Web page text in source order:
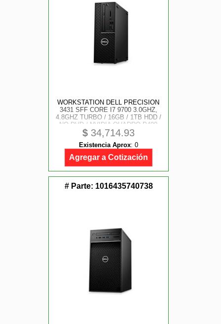
WORKSTATION DELL PRECISION
3431 SFF CORE I7 9700 3.0GHZ,
4.8GHZ TURBO / 16GB / 1TB HDD /
NO DVD / NVIDIA QUADRO P400
2GB / WINDOWS 10 PRO /
GARANTIA 3 AÑOS
$ 34,714.93
Existencia Aprox: 0
Agregar a Cotización
# Parte: 1016435740738